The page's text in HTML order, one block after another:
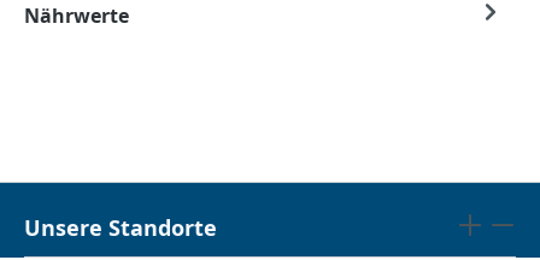
Nährwerte
Unsere Standorte